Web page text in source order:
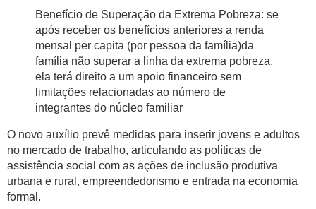
Benefício de Superação da Extrema Pobreza: se
após receber os benefícios anteriores a renda
mensal per capita (por pessoa da família)da
família não superar a linha da extrema pobreza,
ela terá direito a um apoio financeiro sem
limitações relacionadas ao número de
integrantes do núcleo familiar
O novo auxílio prevê medidas para inserir jovens e adultos
no mercado de trabalho, articulando as políticas de
assistência social com as ações de inclusão produtiva
urbana e rural, empreendedorismo e entrada na economia
formal.